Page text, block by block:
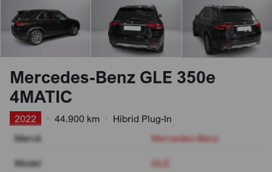
Mercedes-Benz GLE 350e
4MATIC
2022 44.900 km
Hibrid Plug-In
Marcă
Mercedes-Benz
Model GLE